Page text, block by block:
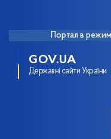
Портал в
GOV.UA
Державні сайти України